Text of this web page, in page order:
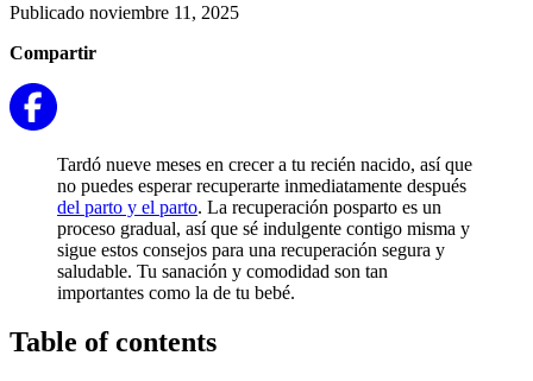
Publicado noviembre 11, 2025
Compartir
Tardó nueve meses en crecer a tu recién nacido, así que
no puedes esperar recuperarte inmediatamente después
del parto y el parto. La recuperación posparto es un
proceso gradual, así que sé indulgente contigo misma y
sigue estos consejos para una recuperación segura y
saludable. Tu sanación y comodidad son tan
importantes como la de tu bebé.
Table of contents